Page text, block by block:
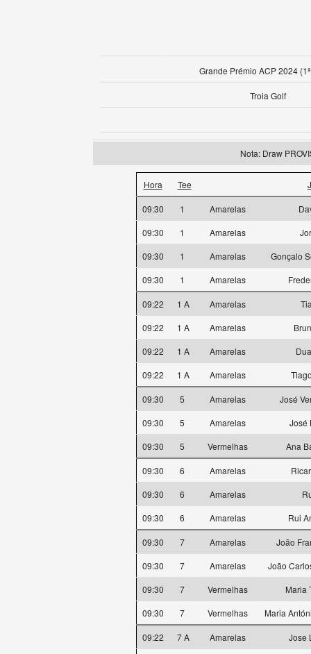
Grande Prémio ACP 2024
Troia Golf
Nota: Draw
Hora Tee
09:30 1 Amarelas
09:30
1 Amarelas
09:30
1 Amarelas
Gonçalo
09:30
1 Amarelas
09:22 1 A Amarelas
09:22
1 A Amarelas
09:22
1 A Amarelas
09:22
1 A Amarelas
09:30 5 Amarelas
José
09:30
5 Amarelas
José
09:30
5 Vermelhas Ana
09:30 6 Amarelas
09:30
6 Amarelas
09:30
6 Amarelas Rui
09:30 7 Amarelas
João
09:30
7 Amarelas
João
09:30
7 Vermelhas
Maria
09:30
7 Vermelhas Maria
09:22 7 A Amarelas
Jose